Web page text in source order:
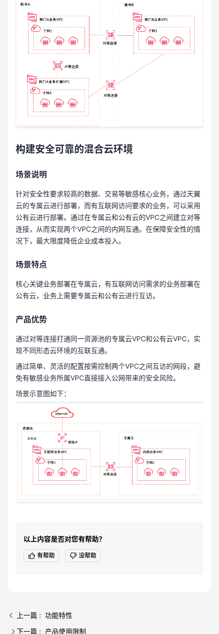
构建安全可靠的混合云环境
场景说明
针对安全性要求较高的数据、交易等敏感核心业务，通过天翼
云的专属云进行部署，而有互联网访问要求的业务，可以采用
公有云进行部署。通过在专属云和公有云的VPC之间建立对等
连接，从而实现两个VPC之间的内网互通。在保障安全性的情
况下，最大限度降低企业成本投入。
场景特点
核心关键业务部署在专属云，有互联网访问需求的业务部署在
公有云，业务上需要专属云和公有云进行互访。
产品优势
通过对等连接打通同一资源池的专属云VPC和公有云VPC，实
现不同形态云环境的互联互通。
通过简单、灵活的配置按需控制两个VPC之间互访的网段，避
免有敏感业务所属VPC直接接入公网带来的安全风险。
场景示意图如下：
以上内容是否对您有帮助？
有帮助 没帮助
上一篇 : 功能特性
下一篇 : 产品使用限制